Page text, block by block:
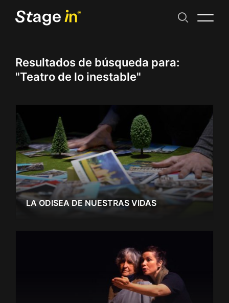
Resultados de búsqueda para:
"Teatro de lo inestable"
LA ODISEA DE NUESTRAS VIDAS